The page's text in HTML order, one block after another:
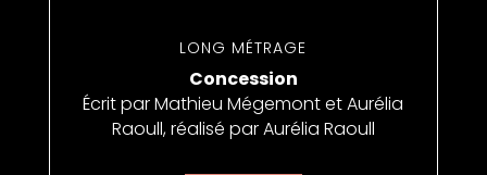
LONG MÉTRAGE
Concession
Écrit par Mathieu Mégemont et Aurélia
Raoull, réalisé par Aurélia Raoull